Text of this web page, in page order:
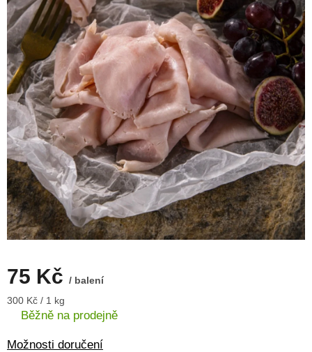
75 Kč / balení
Měrná
cena:
300 Kč / 1 kg
Běžně na prodejně
Možnosti doručení